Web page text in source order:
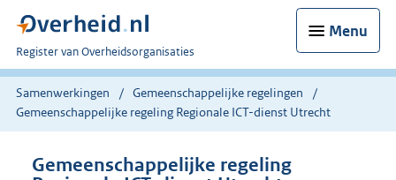
Menu
U
bent
nu
hier:
Register van Overheidsorganisaties
Samenwerkingen
Gemeenschappelijke regelingen
Gemeenschappelijke regeling Regionale ICT-dienst Utrecht
Gemeenschappelijke regeling